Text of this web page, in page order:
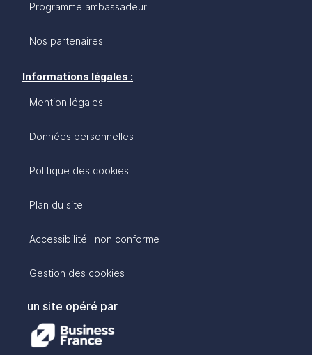
Programme ambassadeur
Nos partenaires
Informations légales :
Mention légales
Données personnelles
Politique des cookies
Plan du site
Accessibilité : non conforme
Gestion des cookies
un site opéré par